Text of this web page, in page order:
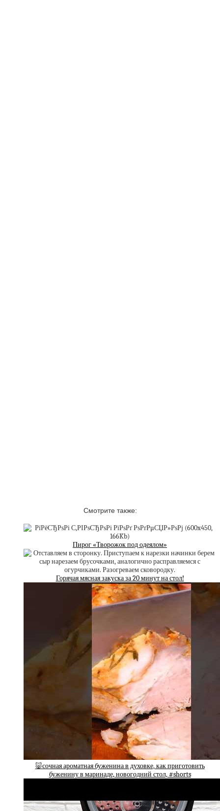
Смотрите также:
Пирог «Творожок под одеялом»
Горячая мясная закуска за 20 минут на стол!
🐷сочная ароматная буженина в духовке, как приготовить
буженину в маринаде, новогодний стол, #shorts